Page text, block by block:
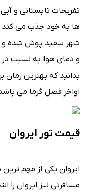
تفریحات تابستانی و
ها به خود جذب می کند
شهر سفید پوش شده و
و دمای هوا به نسبت در
بدانید که بهترین زمان
اواخر فصل گرما می
قیمت تور ایروان
ایروان یکی از مهم
مسافرتی نیز ایروان را